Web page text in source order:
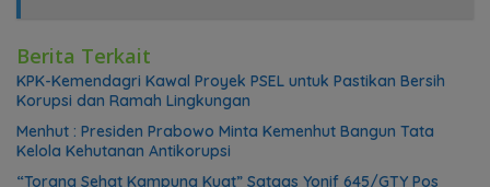
Berita Terkait
KPK-Kemendagri Kawal Proyek PSEL untuk Pastikan Bersih
Korupsi dan Ramah Lingkungan
Menhut : Presiden Prabowo Minta Kemenhut Bangun Tata
Kelola Kehutanan Antikorupsi
“Torang Sehat Kampung Kuat” Satgas Yonif 645/GTY Pos